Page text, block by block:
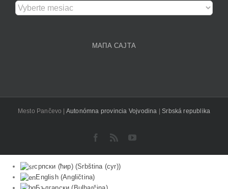
Архива
чланака
МАПА САЈТА
Mesto Pančevo | Autonómna provincia Vojvodina |Srbská republika
Facebook
Rss YouTube
српски (ћир)(Srbština (cyr))
English(Angličtina)